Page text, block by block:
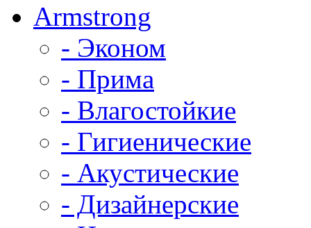
Armstrong
- Эконом
- Прима
- Влагостойкие
- Гигиенические
- Акустические
- Дизайнерские